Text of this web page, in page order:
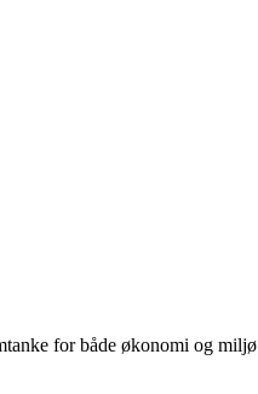
for både økonomi og miljø